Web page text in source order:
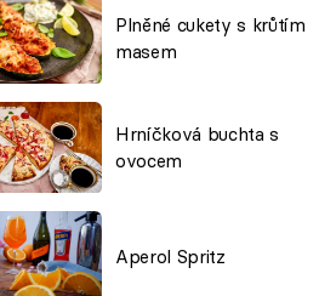
Plněné cukety s krůtím
masem
Hrníčková buchta s
ovocem
Aperol Spritz